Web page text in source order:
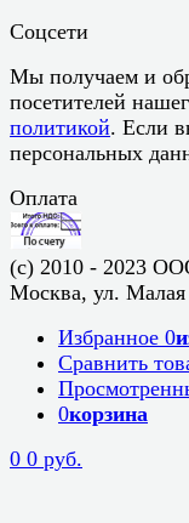
Соцсети
Мы получаем и
посетителей
политикой. Если
персональных
Оплата
(c) 2010 - 2023
Москва, ул. Малая
Избранное 0
Сравнить
0корзина
0 0 руб.